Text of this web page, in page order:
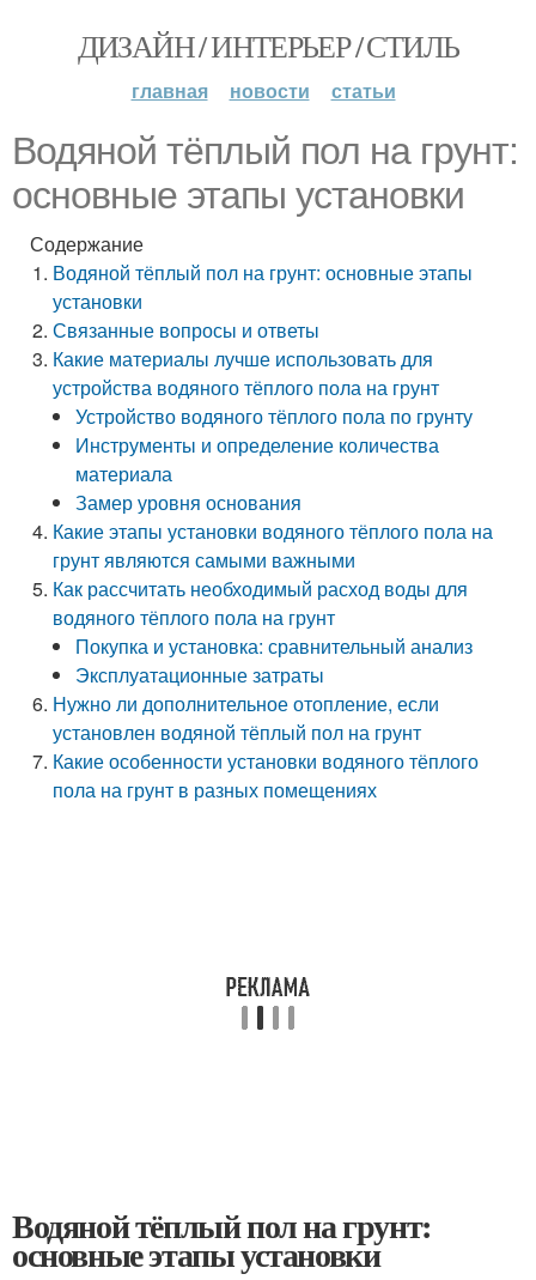
ДИЗАЙН / ИНТЕРЬЕР / СТИЛЬ
главная новости статьи
Водяной тёплый пол на грунт:
основные этапы установки
Содержание
Водяной тёплый пол на грунт: основные этапы
установки
Связанные вопросы и ответы
Какие материалы лучше использовать для
устройства водяного тёплого пола на грунт
Устройство водяного тёплого пола по грунту
Инструменты и определение количества
материала
Замер уровня основания
Какие этапы установки водяного тёплого пола на
грунт являются самыми важными
Как рассчитать необходимый расход воды для
водяного тёплого пола на грунт
Покупка и установка: сравнительный анализ
Эксплуатационные затраты
Нужно ли дополнительное отопление, если
установлен водяной тёплый пол на грунт
Какие особенности установки водяного тёплого
пола на грунт в разных помещениях
Водяной тёплый пол на грунт:
основные этапы установки